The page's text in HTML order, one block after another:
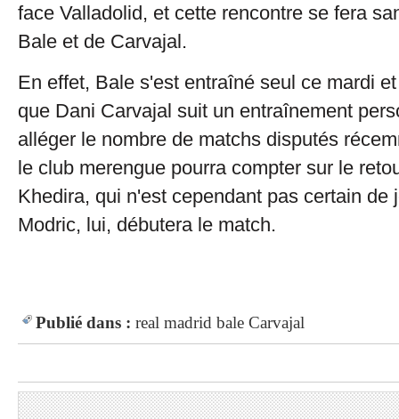
face Valladolid, et cette rencontre se fera
Bale et de Carvajal.
En effet, Bale s'est entraîné seul ce mardi
que Dani Carvajal suit un entraînement
alléger le nombre de matchs disputés
le club merengue pourra compter sur le
Khedira, qui n'est cependant pas certain de
Modric, lui, débutera le match.
Publié dans : real madrid bale Carvajal